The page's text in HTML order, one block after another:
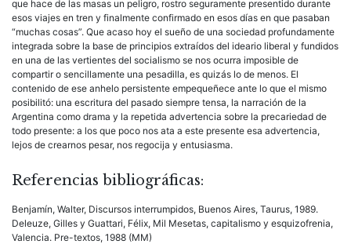
que hace de las masas un peligro, rostro seguramente presentido durante
esos viajes en tren y finalmente confirmado en esos días en que pasaban
“muchas cosas”. Que acaso hoy el sueño de una sociedad profundamente
integrada sobre la base de principios extraídos del ideario liberal y fundidos
en una de las vertientes del socialismo se nos ocurra imposible de
compartir o sencillamente una pesadilla, es quizás lo de menos. El
contenido de ese anhelo persistente empequeñece ante lo que el mismo
posibilitó: una escritura del pasado siempre tensa, la narración de la
Argentina como drama y la repetida advertencia sobre la precariedad de
todo presente: a los que poco nos ata a este presente esa advertencia,
lejos de crearnos pesar, nos regocija y entusiasma.
Referencias bibliográficas:
Benjamín, Walter, Discursos interrumpidos, Buenos Aires, Taurus, 1989.
Deleuze, Gilles y Guattari, Félix, Mil Mesetas, capitalismo y esquizofrenia,
Valencia. Pre-textos, 1988 (MM)